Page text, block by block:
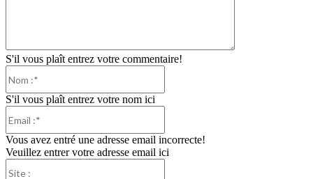
S'il vous plaît entrez votre commentaire!
S'il vous plaît entrez votre nom ici
Vous avez entré une adresse email incorrecte!
Veuillez entrer votre adresse email ici